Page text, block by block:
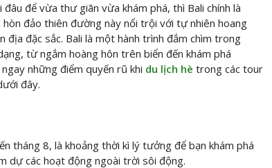
để vừa thư giãn vừa khám phá, thì Bali chính là
đảo thiên đường này nổi trội với tự nhiên hoang
địa đặc sắc. Bali là một hành trình đắm chìm trong
từ ngắm hoàng hôn trên biển đến khám phá
những điểm quyến rũ khi du lịch hè trong các tour
đây.
tháng 8, là khoảng thời kì lý tưởng để bạn khám phá
dự các hoạt động ngoài trời sôi động.